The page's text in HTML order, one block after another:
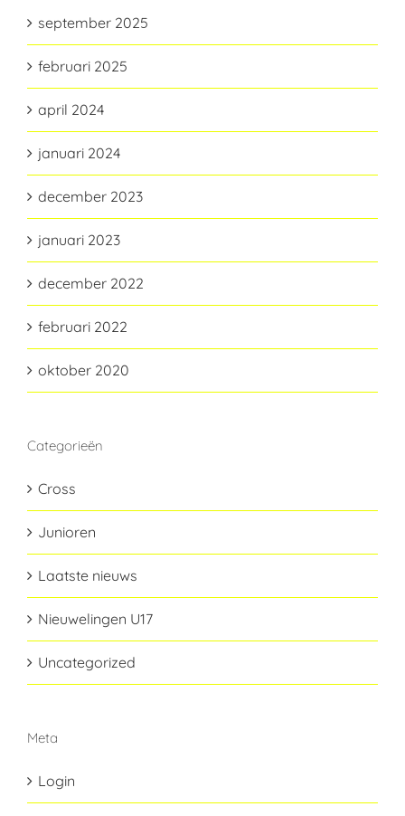
september 2025
februari 2025
april 2024
januari 2024
december 2023
januari 2023
december 2022
februari 2022
oktober 2020
Categorieën
Cross
Junioren
Laatste nieuws
Nieuwelingen U17
Uncategorized
Meta
Login